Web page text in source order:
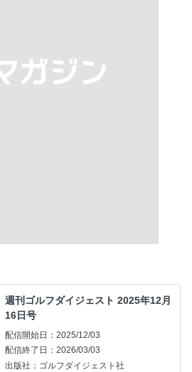
週刊ゴルフダイジェスト 2025年12月
16日号
配信開始日：2025/12/03
配信終了日：2026/03/03
出版社：ゴルフダイジェスト社